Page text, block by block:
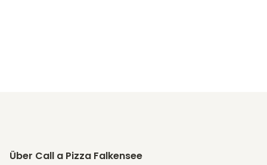
Über Call a Pizza Falkensee